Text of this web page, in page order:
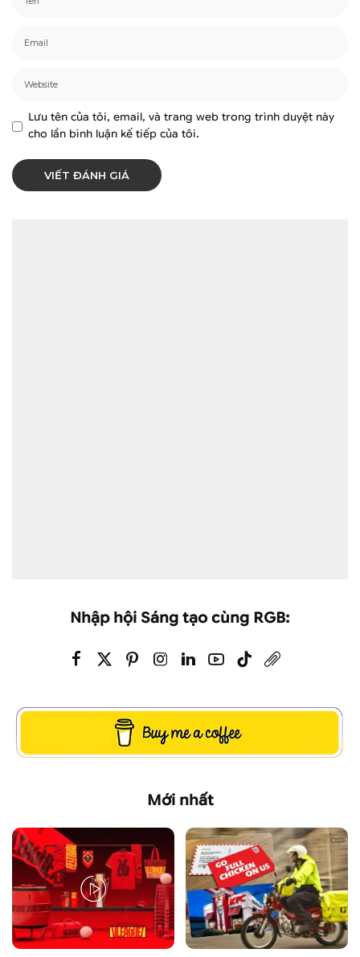
Lưu tên của tôi, email, và trang web trong trình duyệt này
cho lần bình luận kế tiếp của tôi.
Nhập hội Sáng tạo cùng RGB:
Mới nhất